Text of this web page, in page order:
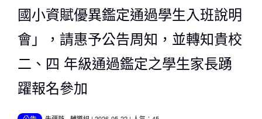
國小資賦優異鑑定通過學生入班說明
會」，請惠予公告周知，並轉知貴校
二、四 年級通過鑑定之學生家長踴
躍報名參加